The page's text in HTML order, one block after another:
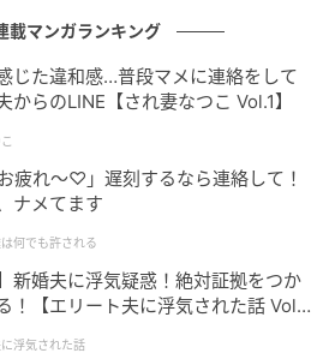
フランボワーズ、ピスタチオの5つの味のマ
載マンガランキング
じた違和感…普段マメに連絡をして
からのLINE【され妻なつこ Vol.1】
れ〜♡」遅刻するなら連絡して！
ナメてます
何でも許される
】新婚夫に浮気疑惑！絶対証拠をつか
！【エリート夫に浮気された話 Vol.
浮気された話